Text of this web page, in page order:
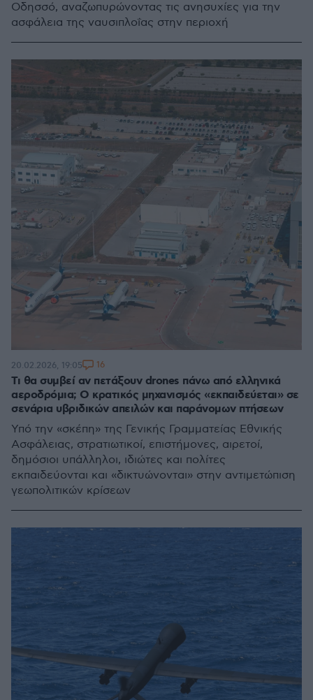
Οδησσό, αναζωπυρώνοντας τις ανησυχίες για την
ασφάλεια της ναυσιπλοΐας στην περιοχή
Τι θα συμβεί αν πετάξουν drones πάνω από ελληνικά
αεροδρόμια; Ο κρατικός μηχανισμός «εκπαιδεύεται» σε
σενάρια υβριδικών απειλών και παράνομων πτήσεων
Υπό την «σκέπη» της Γενικής Γραμματείας Εθνικής
Ασφάλειας, στρατιωτικοί, επιστήμονες, αιρετοί,
δημόσιοι υπάλληλοι, ιδιώτες και πολίτες
εκπαιδεύονται και «δικτυώνονται» στην αντιμετώπιση
γεωπολιτικών κρίσεων
20.02.2026, 19:05 16